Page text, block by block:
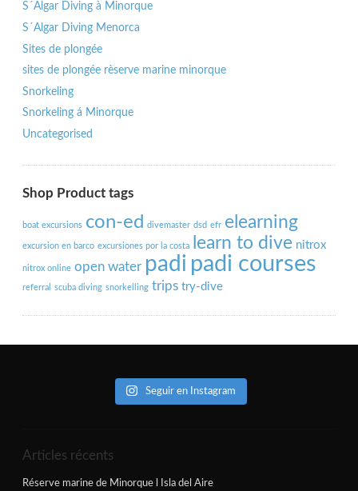
S´Algar Diving à Minorque
S´Algar Diving Menorca
Sites de plongée
sites de plongée rèserve marine minorque
Snorkeling
Snorkeling á Minorque
Uncategorised
Shop Product tags
boat excursions con-ed divemaster dsd efr elearning
excursion en barco excursiones por la costa learn to dive nitrox
nitrox online open water padi padi courses
referral scuba diving snorkelling trips try-dive
Seguir en Instagram
Articles récents
Réserve marine de Minorque l Isla del Aire